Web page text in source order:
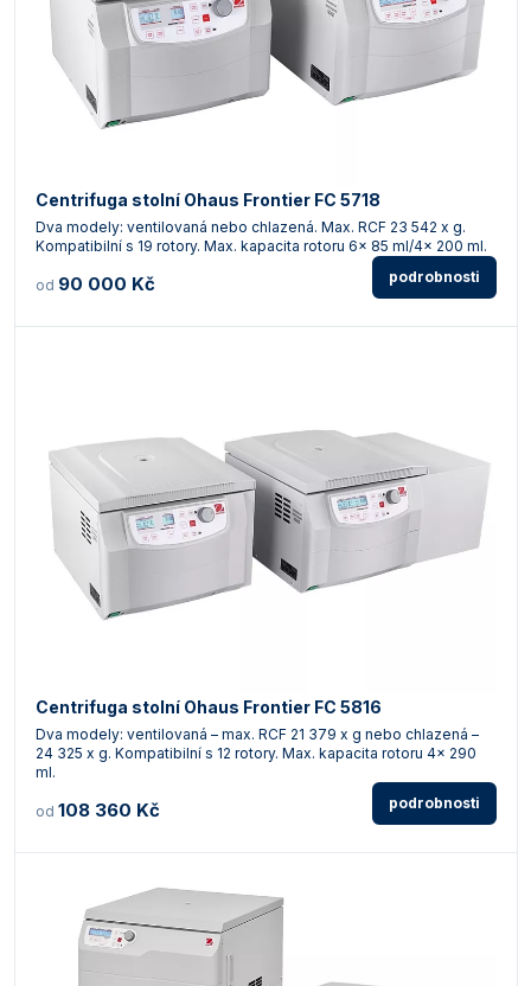
Centrifuga stolní Ohaus Frontier FC 5718
Dva modely: ventilovaná nebo chlazená. Max. RCF 23 542 x g.
Kompatibilní s 19 rotory. Max. kapacita rotoru 6x 85 ml/4x 200 ml.
od 90 000 Kč podrobnosti
Centrifuga stolní Ohaus Frontier FC 5816
Dva modely: ventilovaná – max. RCF 21 379 x g nebo chlazená –
24 325 x g. Kompatibilní s 12 rotory. Max. kapacita rotoru 4x 290
ml.
od 108 360 Kč podrobnosti